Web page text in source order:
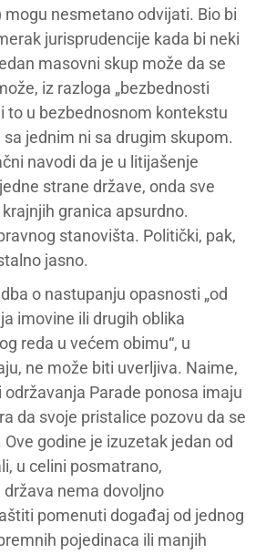
mogu nesmetano odvijati. Bio bi
jurisprudencije kada bi neki
masovni skup može da se
iz razloga „bezbednosti
i to u bezbednosnom kontekstu
sa jednim ni sa drugim skupom.
navodi da je u litijašenje
strane države, onda sve
granica apsurdno.
stanovišta. Politički, pak,
jasno.
o nastupanju opasnosti „od
imovine ili drugih oblika
reda u većem obimu“, u
ne može biti uverljiva. Naime,
Parade ponosa imaju
da svoje pristalice pozovu da se
godine je izuzetak jedan od
u celini posmatrano,
nema dovoljno
pomenuti događaj od jednog
pojedinaca ili manjih